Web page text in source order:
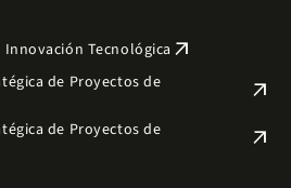
Tecnológica arrow_outward
de Proyectos de
arrow_outward
de Proyectos de
arrow_outward